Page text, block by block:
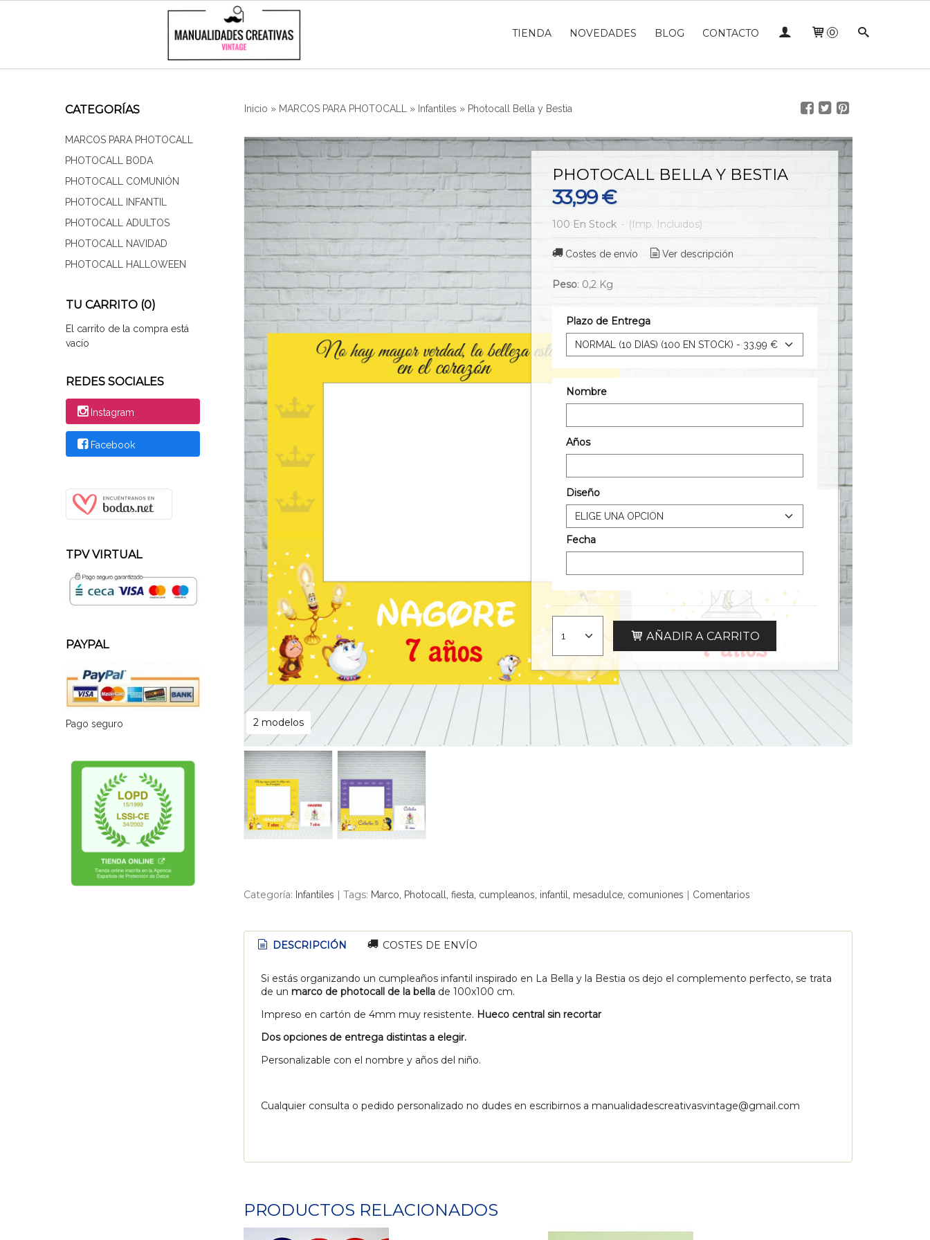
TIENDA NOVEDADES BLOG CONTACTO 0
CATEGORÍAS
MARCOS PARA PHOTOCALL
PHOTOCALL BODA
PHOTOCALL COMUNIÓN
PHOTOCALL INFANTIL
PHOTOCALL ADULTOS
PHOTOCALL NAVIDAD
PHOTOCALL HALLOWEEN
TU CARRITO (0)
El carrito de la compra está
vacío
REDES SOCIALES
Instagram
Facebook
TPV VIRTUAL
PAYPAL
Pago seguro
Inicio » MARCOS PARA PHOTOCALL » Infantiles » Photocall Bella y Bestia
2 modelos
PHOTOCALL BELLA Y BESTIA
33,99 €
100 En Stock - (Imp. Incluidos)
Costes de envío Ver descripción
Peso: 0,2 Kg
Plazo de Entrega
Nombre
Años
Diseño
Fecha
AÑADIR A CARRITO
Categoría: Infantiles | Tags: Marco Photocall fiesta cumpleanos infantil mesadulce comuniones | Comentarios
DESCRIPCIÓN COSTES DE ENVÍO
Si estás organizando un cumpleaños infantil inspirado en La Bella y la Bestia os dejo el complemento perfecto, se trata
de un marco de photocall de la bellade 100x100 cm.
Impreso en cartón de 4mm muy resistente. Hueco central sin recortar
Dos opciones de entrega distintas a elegir.
Personalizable con el nombre y años del niño.
Cualquier consulta o pedido personalizado no dudes en escribirnos a manualidadescreativasvintage@gmail.com
PRODUCTOS RELACIONADOS